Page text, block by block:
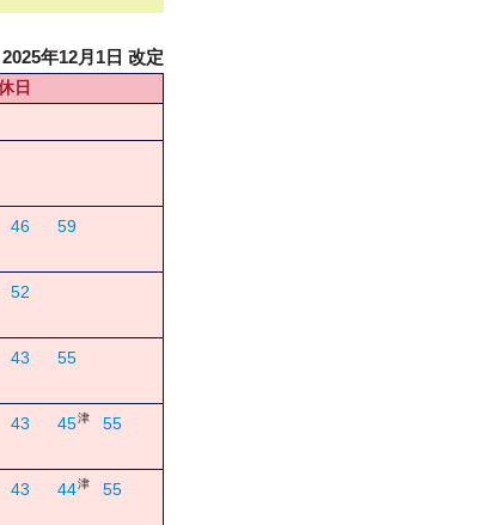
2025年12月1日 改定
日
46 59
52
43 55
43 45津 55
43 44津
55